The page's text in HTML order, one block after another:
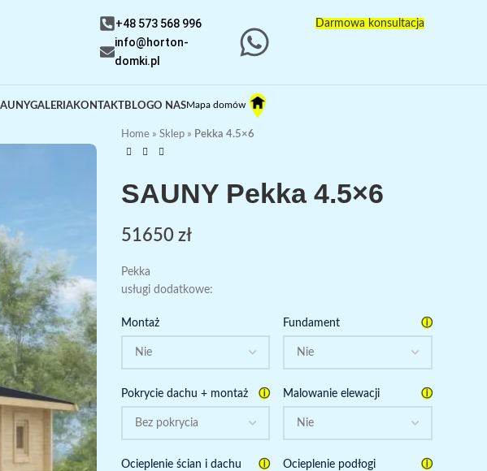
+48 573 568 996
info@horton-
domki.pl
Darmowa konsultacja
GALERIAKONTAKTBLOGO NASMapa domów
Home» Sklep» Pekka 4.5×6
SAUNY Pekka 4.5×6
51650 zł
Pekka
usługi dodatkowe:
Montaż Fundament ⓘ
Pokrycie dachu + montaż ⓘ Malowanie elewacji ⓘ
Ocieplenie ścian i dachu ⓘ Ocieplenie podłogi ⓘ